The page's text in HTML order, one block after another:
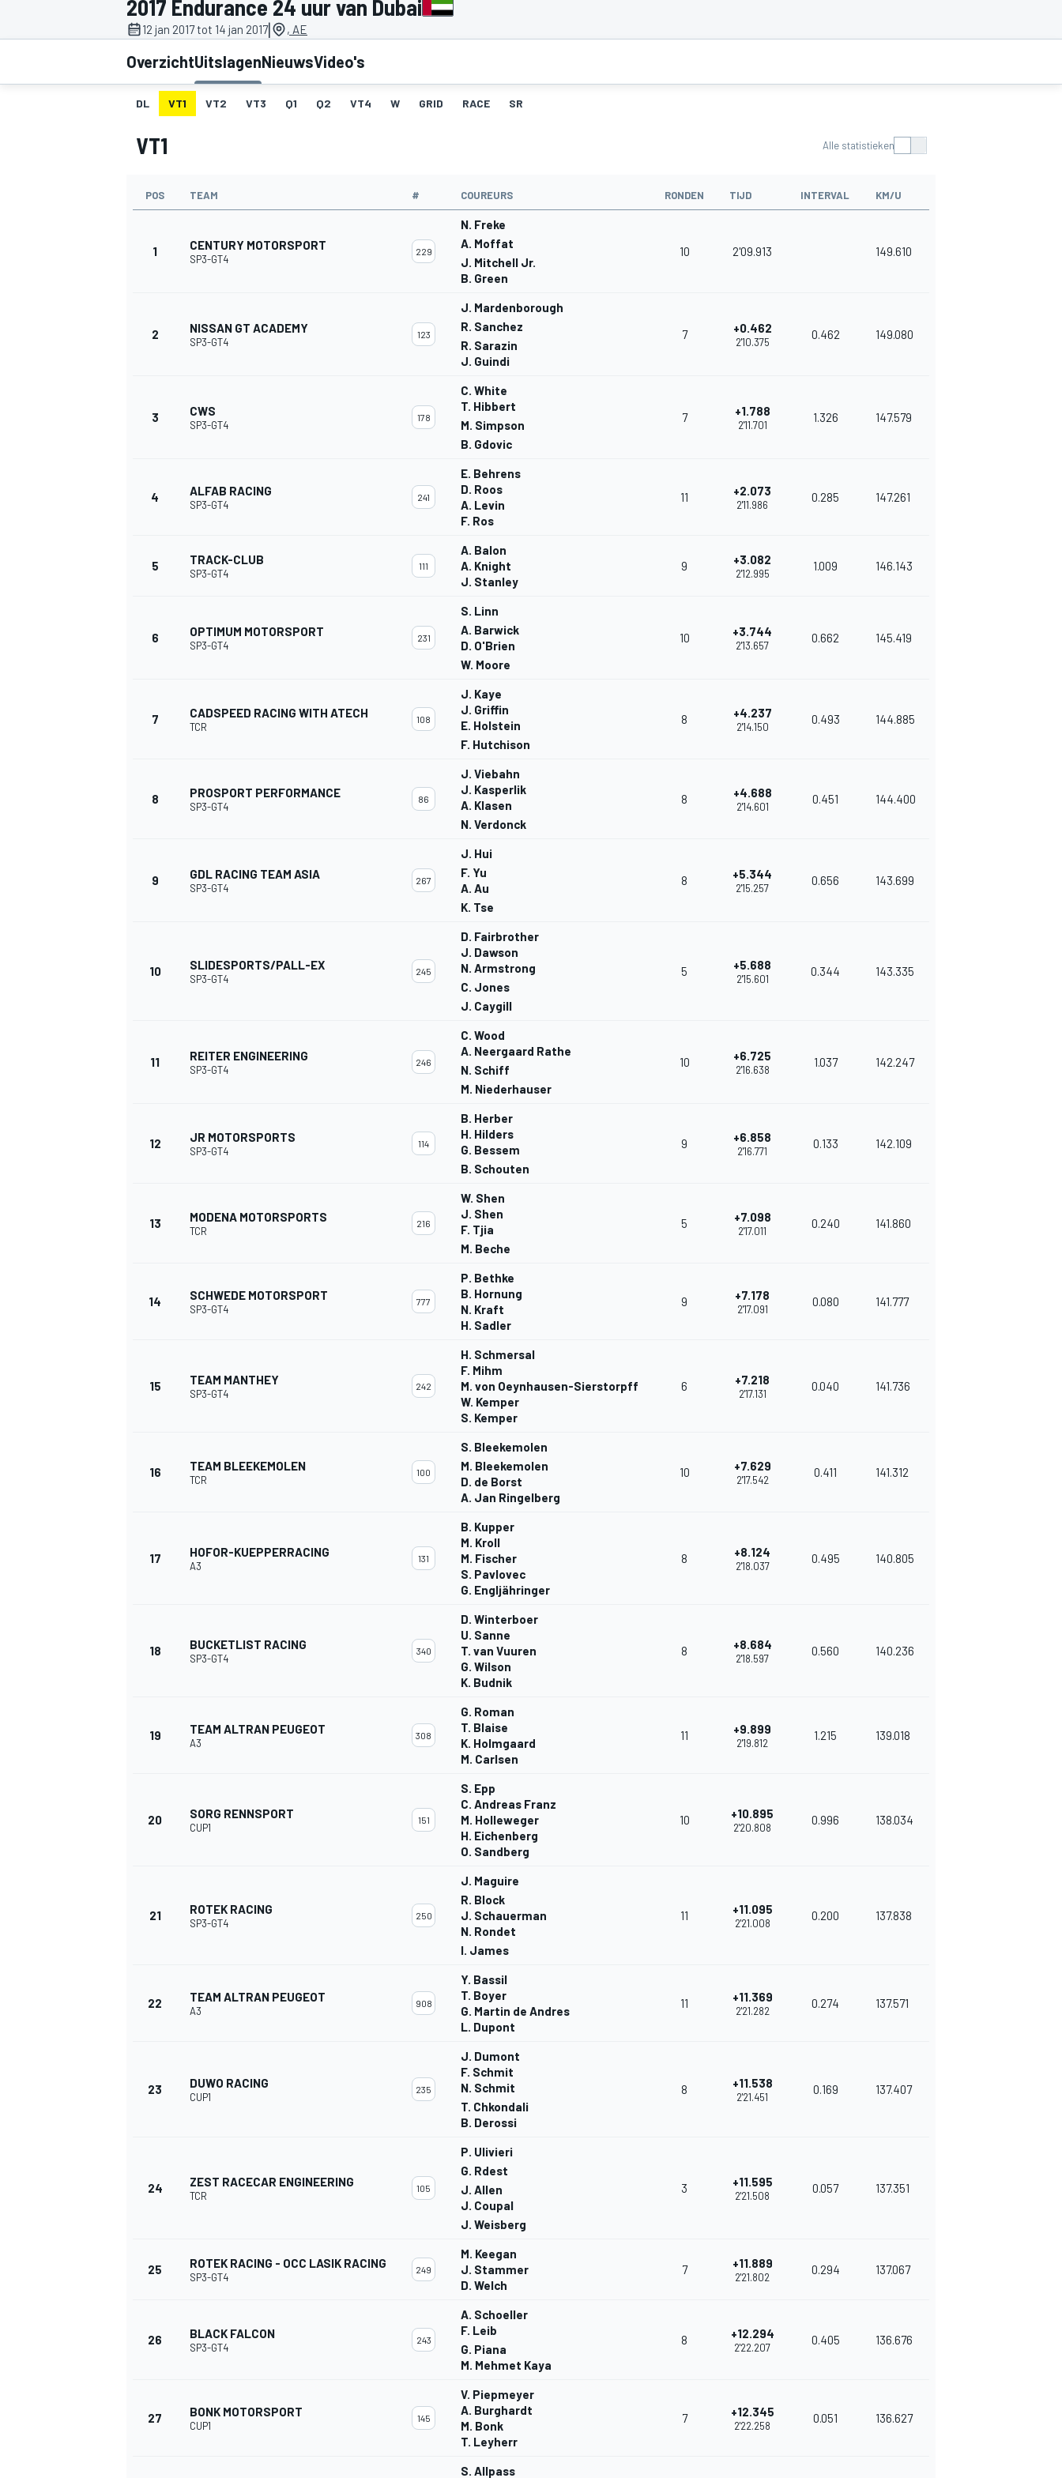
INDYCAR
MEER RACEKLASSEN
2017 Endurance 24 uur van Dubai
12 jan 2017 tot 14 jan 2017| , AE
OverzichtUitslagenNieuwsVideo's
DL VT1 VT2 VT3 Q1 Q2 VT4 W GRID RACE SR
VT1 Alle statistieken
POS TEAM # COUREURS RONDEN TIJD INTERVAL KM/U
1 CENTURY MOTORSPORT
SP3-GT4
229
N. Freke
A. Moffat
J. Mitchell Jr.
B. Green
10 2'09.913 149.610
2 NISSAN GT ACADEMY
SP3-GT4
123
J. Mardenborough
R. Sanchez
R. Sarazin
J. Guindi
7 +0.462
2'10.375
0.462 149.080
3 CWS
SP3-GT4
178
C. White
T. Hibbert
M. Simpson
B. Gdovic
7 +1.788
2'11.701
1.326 147.579
4 ALFAB RACING
SP3-GT4
241
E. Behrens
D. Roos
A. Levin
F. Ros
11 +2.073
2'11.986
0.285 147.261
5 TRACK-CLUB
SP3-GT4
111
A. Balon
A. Knight
J. Stanley
9 +3.082
2'12.995
1.009 146.143
6 OPTIMUM MOTORSPORT
SP3-GT4
231
S. Linn
A. Barwick
D. O'Brien
W. Moore
10 +3.744
2'13.657
0.662 145.419
7 CADSPEED RACING WITH ATECH
TCR
108
J. Kaye
J. Griffin
E. Holstein
F. Hutchison
8 +4.237
2'14.150
0.493 144.885
8 PROSPORT PERFORMANCE
SP3-GT4
86
J. Viebahn
J. Kasperlik
A. Klasen
N. Verdonck
8 +4.688
2'14.601
0.451 144.400
9 GDL RACING TEAM ASIA
SP3-GT4
267
J. Hui
F. Yu
A. Au
K. Tse
8 +5.344
2'15.257
0.656 143.699
10 SLIDESPORTS/PALL-EX
SP3-GT4
245
D. Fairbrother
J. Dawson
N. Armstrong
C. Jones
J. Caygill
5 +5.688
2'15.601
0.344 143.335
11 REITER ENGINEERING
SP3-GT4
246
C. Wood
A. Neergaard Rathe
N. Schiff
M. Niederhauser
10 +6.725
2'16.638
1.037 142.247
12 JR MOTORSPORTS
SP3-GT4
114
B. Herber
H. Hilders
G. Bessem
B. Schouten
9 +6.858
2'16.771
0.133 142.109
13 MODENA MOTORSPORTS
TCR
216
W. Shen
J. Shen
F. Tjia
M. Beche
5 +7.098
2'17.011
0.240 141.860
14 SCHWEDE MOTORSPORT
SP3-GT4
777
P. Bethke
B. Hornung
N. Kraft
H. Sadler
9 +7.178
2'17.091
0.080 141.777
15 TEAM MANTHEY
SP3-GT4
242
H. Schmersal
F. Mihm
M. von Oeynhausen-Sierstorpff
W. Kemper
S. Kemper
6 +7.218
2'17.131
0.040 141.736
16 TEAM BLEEKEMOLEN
TCR
100
S. Bleekemolen
M. Bleekemolen
D. de Borst
A. Jan Ringelberg
10 +7.629
2'17.542
0.411 141.312
17 HOFOR-KUEPPERRACING
A3
131
B. Kupper
M. Kroll
M. Fischer
S. Pavlovec
G. Engljähringer
8 +8.124
2'18.037
0.495 140.805
18 BUCKETLIST RACING
SP3-GT4
340
D. Winterboer
U. Sanne
T. van Vuuren
G. Wilson
K. Budnik
8 +8.684
2'18.597
0.560 140.236
19 TEAM ALTRAN PEUGEOT
A3
308
G. Roman
T. Blaise
K. Holmgaard
M. Carlsen
11 +9.899
2'19.812
1.215 139.018
20 SORG RENNSPORT
CUP1
151
S. Epp
C. Andreas Franz
M. Holleweger
H. Eichenberg
O. Sandberg
10 +10.895
2'20.808
0.996 138.034
21 ROTEK RACING
SP3-GT4
250
J. Maguire
R. Block
J. Schauerman
N. Rondet
I. James
11 +11.095
2'21.008
0.200 137.838
22 TEAM ALTRAN PEUGEOT
A3
908
Y. Bassil
T. Boyer
G. Martin de Andres
L. Dupont
11 +11.369
2'21.282
0.274 137.571
23 DUWO RACING
CUP1
235
J. Dumont
F. Schmit
N. Schmit
T. Chkondali
B. Derossi
8 +11.538
2'21.451
0.169 137.407
24 ZEST RACECAR ENGINEERING
TCR
105
P. Ulivieri
G. Rdest
J. Allen
J. Coupal
J. Weisberg
3 +11.595
2'21.508
0.057 137.351
25 ROTEK RACING - OCC LASIK RACING
SP3-GT4
249
M. Keegan
J. Stammer
D. Welch
7 +11.889
2'21.802
0.294 137.067
26 BLACK FALCON
SP3-GT4
243
A. Schoeller
F. Leib
G. Piana
M. Mehmet Kaya
8 +12.294
2'22.207
0.405 136.676
27 BONK MOTORSPORT
CUP1
145
V. Piepmeyer
A. Burghardt
M. Bonk
T. Leyherr
7 +12.345
2'22.258
0.051 136.627
S. Allpass